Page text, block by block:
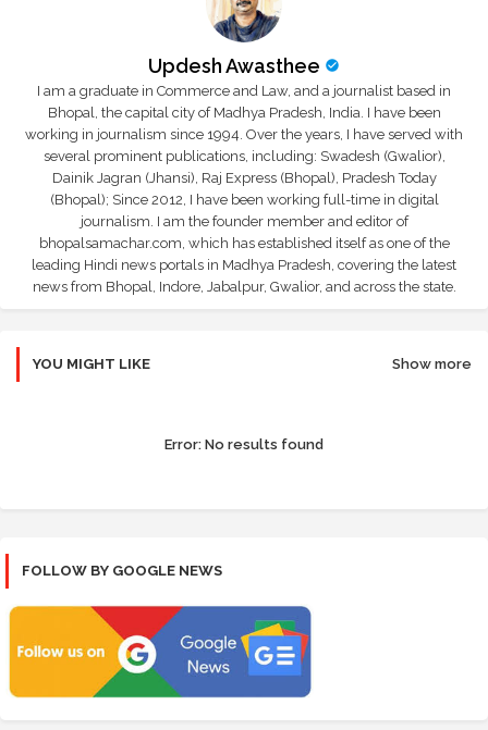
Updesh Awasthee
I am a graduate in Commerce and Law, and a journalist based in
Bhopal, the capital city of Madhya Pradesh, India. I have been
working in journalism since 1994. Over the years, I have served with
several prominent publications, including: Swadesh (Gwalior),
Dainik Jagran (Jhansi), Raj Express (Bhopal), Pradesh Today
(Bhopal); Since 2012, I have been working full-time in digital
journalism. I am the founder member and editor of
bhopalsamachar.com, which has established itself as one of the
leading Hindi news portals in Madhya Pradesh, covering the latest
news from Bhopal, Indore, Jabalpur, Gwalior, and across the state.
YOU MIGHT LIKE Show more
Error: No results found
FOLLOW BY GOOGLE NEWS